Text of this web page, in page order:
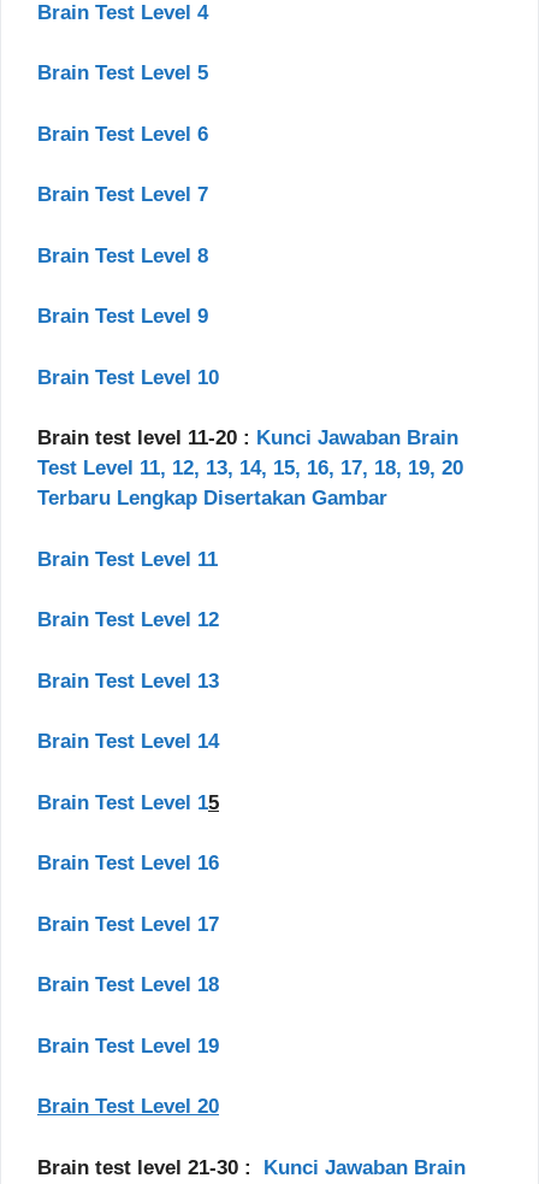
Brain Test Level 4
Brain Test Level 5
Brain Test Level 6
Brain Test Level 7
Brain Test Level 8
Brain Test Level 9
Brain Test Level 10
Brain test level 11-20 : Kunci Jawaban Brain
Test Level 11, 12, 13, 14, 15, 16, 17, 18, 19, 20
Terbaru Lengkap Disertakan Gambar
Brain Test Level 11
Brain Test Level 12
Brain Test Level 13
Brain Test Level 14
Brain Test Level 15
Brain Test Level 16
Brain Test Level 17
Brain Test Level 18
Brain Test Level 19
Brain Test Level 20
Brain test level 21-30 : Kunci Jawaban Brain